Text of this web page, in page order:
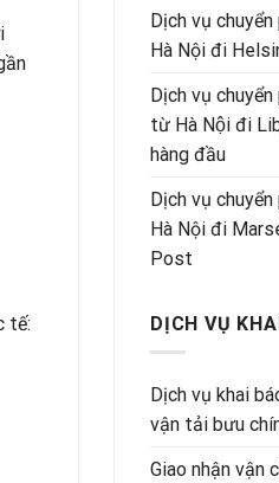
tế:
Dịch vụ
Hà Nội đi
Dịch vụ
từ Hà Nội đi
hàng đầu
Dịch vụ
Hà Nội đi
Post
DỊCH VỤ
Dịch vụ khai
vận tải bưu
Giao nhận vận